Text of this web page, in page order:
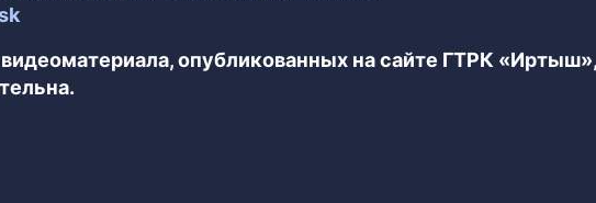
опубликованных на сайте ГТРК «Иртыш»,